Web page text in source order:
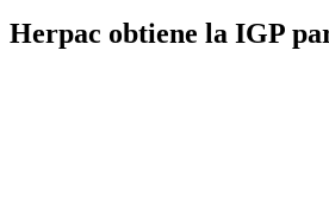
Herpac obtiene la IGP